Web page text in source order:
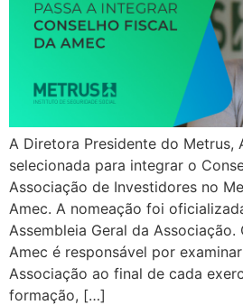
A Diretora Presidente do Metrus,
selecionada para integrar o
Associação de Investidores no
Amec. A nomeação foi
Assembleia Geral da Associação.
Amec é responsável por
Associação ao final de cada
formação, […]